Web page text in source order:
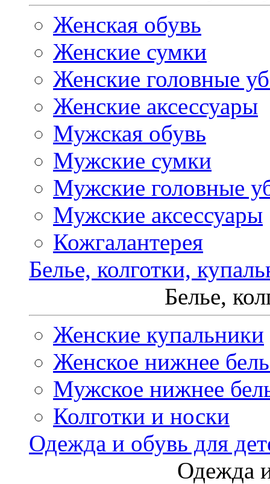
Женская обувь
Женские сумки
Женские головные
Женские аксессуары
Мужская обувь
Мужские сумки
Мужские головные
Мужские аксессуары
Кожгалантерея
Белье, колготки,
Белье,
Женские купальники
Женское нижнее
Мужское нижнее
Колготки и носки
Одежда и обувь для
Одежда